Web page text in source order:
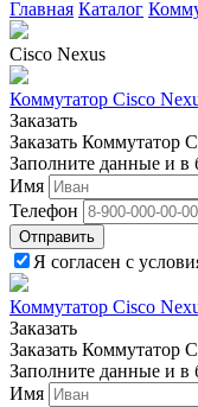
Главная Каталог
Cisco Nexus
Коммутатор Cisco
Заказать
Заказать Коммутатор
Заполните данные и в
Имя
Телефон
Отправить
Я согласен с
Коммутатор Cisco
Заказать
Заказать Коммутатор
Заполните данные и в
Имя